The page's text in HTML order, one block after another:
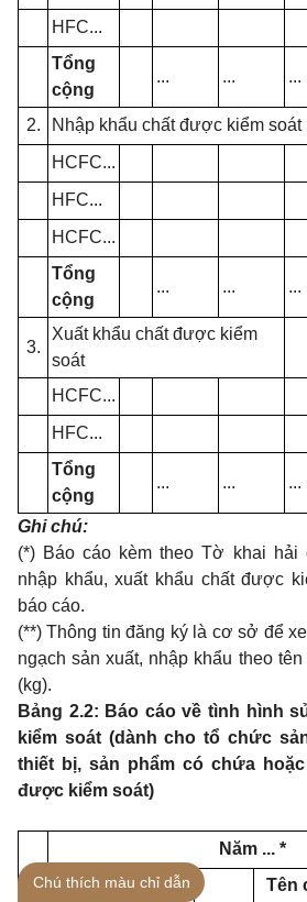
HFC...
Tổng
cộng
... ... ...
2.
Nhập khẩu chất được kiểm soát
HCFC...
HFC...
HCFC...
Tổng
cộng
... ... ...
3.
Xuất khẩu chất được kiểm
soát
HCFC...
HFC...
Tổng
cộng
... ... ...
Ghi chú:
(*) Báo cáo kèm theo Tờ khai hải
nhập khẩu, xuất khẩu chất được
báo cáo.
(**) Thông tin đăng ký là cơ sở để
ngạch sản xuất, nhập khẩu theo
(kg).
Bảng 2.2: Báo cáo về tình hình
kiểm soát (dành cho tổ chức
thiết bị, sản phẩm có chứa
được kiểm soát)
Năm ... *
Tên
Chú thích màu chỉ dẫn